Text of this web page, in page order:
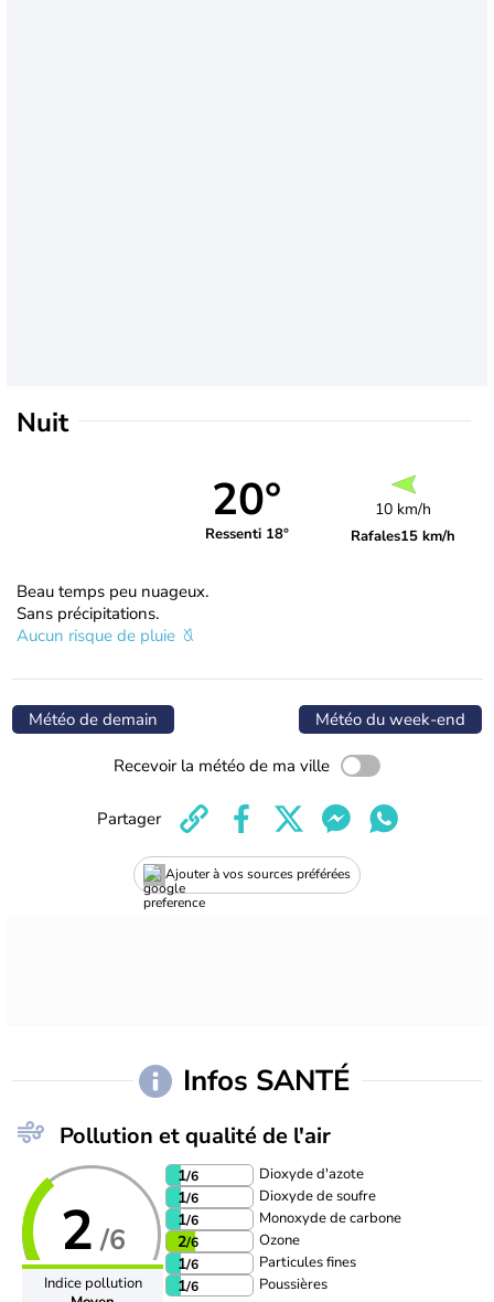
Nuit
20°
Ressenti 18°
10 km/h
Rafales15 km/h
Beau temps peu nuageux.
Sans précipitations.
Aucun risque de pluie
Météo de demain Météo du week-end
Recevoir la météo de ma ville
Ajouter à vos sources préférées
Partager
Infos SANTÉ
Pollution et qualité de l'air
2 /6
Indice pollution
1/6 Dioxyde d'azote
1/6 Dioxyde de soufre
1/6 Monoxyde de carbone
2/6 Ozone
1/6 Particules fines
1/6 Poussières